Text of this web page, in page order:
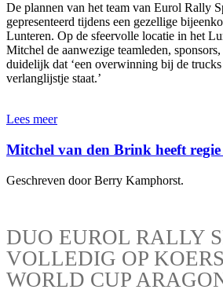
De plannen van het team van Eurol Rally
gepresenteerd tijdens een gezellige
Lunteren. Op de sfeervolle locatie in het
Mitchel de aanwezige teamleden,
duidelijk dat ‘een overwinning bij de
verlanglijstje staat.’
Lees meer
Mitchel van den Brink heeft
Geschreven door Berry Kamphorst.
DUO EUROL RALLY
VOLLEDIG OP
WORLD CUP